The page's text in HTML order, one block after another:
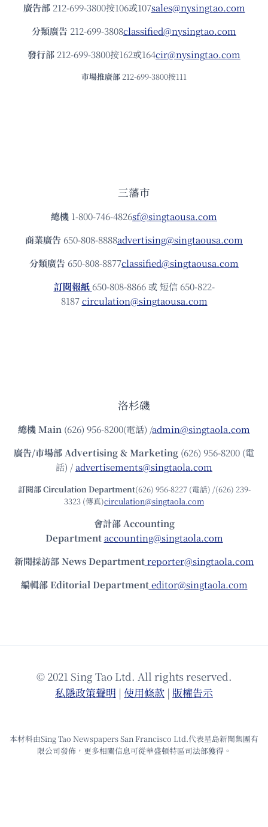
廣告部212-699-3800按106或107sales@nysingtao.com
分類廣告 212-699-3808classified@nysingtao.com
發⾏部 212-699-3800按162或164cir@nysingtao.com
市場推廣部 212-699-3800按111
三藩市
總機 1-800-746-4826sf@singtaousa.com
商業廣告 650-808-8888advertising@singtaousa.com
分類廣告 650-808-8877classified@singtaousa.com
訂閱報紙 650-808-8866 或 短信 650-822-
8187circulation@singtaousa.com
洛杉磯
總機Main (626) 956-8200(電話) /admin@singtaola.com
廣告/市場部Advertising & Marketing (626) 956-8200 (電
話) /advertisements@singtaola.com
訂閱部 Circulation Department(626) 956-8227 (電話) /(626) 239-
3323 (傳真)circulation@singtaola.com
會計部 Accounting
Department accounting@singtaola.com
新聞採訪部 News Department reporter@singtaola.com
編輯部 Editorial Department editor@singtaola.com
© 2021 Sing Tao Ltd. All rights reserved.
私隱政策聲明 | 使⽤條款 | 版權告⽰
本材料由Sing Tao Newspapers San Francisco Ltd.代表星島新聞集團有
限公司發佈，更多相關信息可從華盛頓特區司法部獲得。